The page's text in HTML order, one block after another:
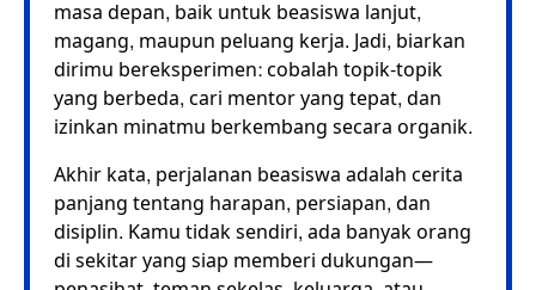
masa depan, baik untuk beasiswa lanjut,
magang, maupun peluang kerja. Jadi, biarkan
dirimu bereksperimen: cobalah topik-topik
yang berbeda, cari mentor yang tepat, dan
izinkan minatmu berkembang secara organik.
Akhir kata, perjalanan beasiswa adalah cerita
panjang tentang harapan, persiapan, dan
disiplin. Kamu tidak sendiri, ada banyak orang
di sekitar yang siap memberi dukungan—